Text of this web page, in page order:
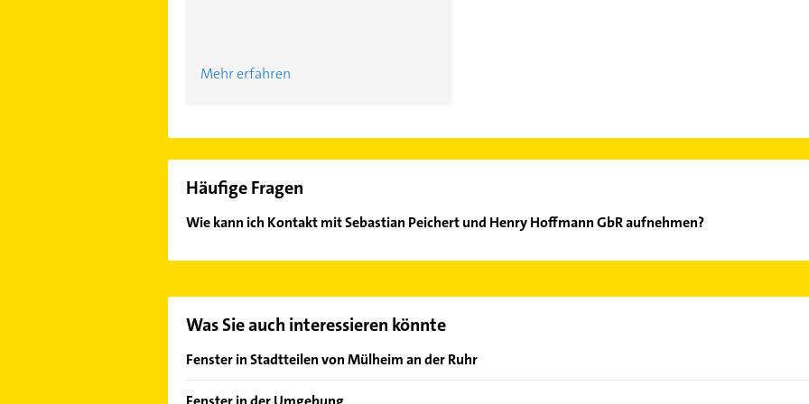
Mehr erfahren
Häufige Fragen
Wie kann ich Kontakt mit Sebastian Peichert und Henry Hoffmann GbR aufnehmen?
Was Sie auch interessieren könnte
Fenster in Stadtteilen von Mülheim an der Ruhr
Dümpten